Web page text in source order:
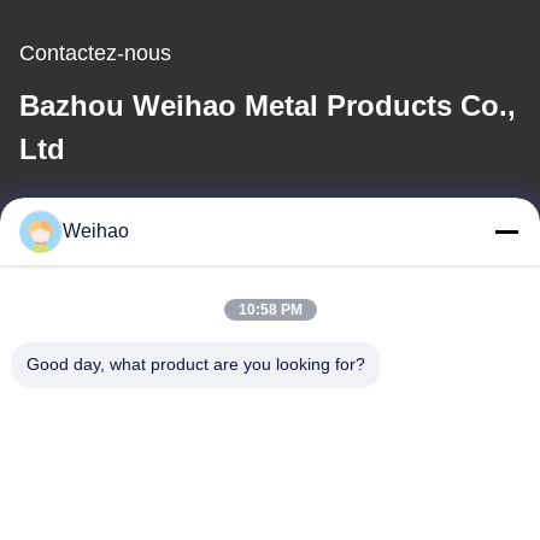
Contactez-nous
Bazhou Weihao Metal Products Co.,
Ltd
E-mail
408690175@qq.com
Notre adresse
Weihao
10:58 PM
Good day, what product are you looking for?